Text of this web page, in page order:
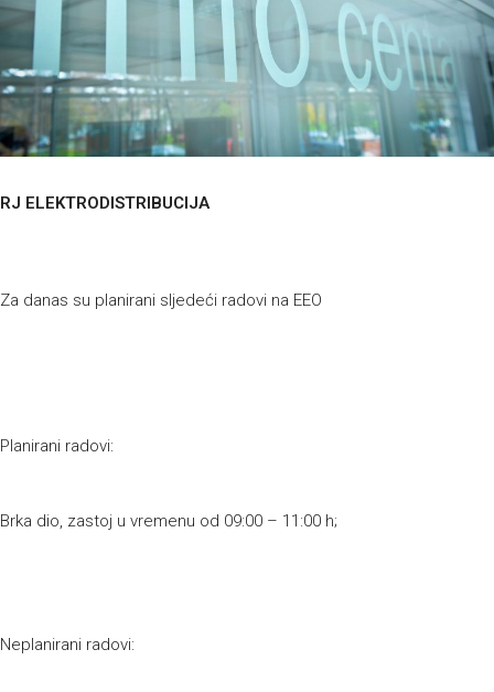
RJ ELEKTRODISTRIBUCIJA
Za danas su planirani sljedeći radovi na EEO
Planirani radovi:
Brka dio, zastoj u vremenu od 09:00 – 11:00 h;
Neplanirani radovi: